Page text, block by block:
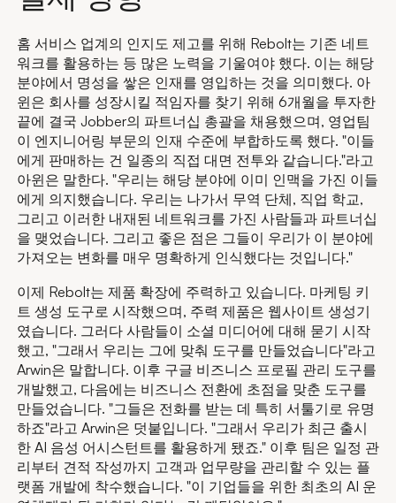
홈 서비스 업계의 인지도 제고를 위해 Rebolt는 기존 네트
워크를 활용하는 등 많은 노력을 기울여야 했다. 이는 해당
분야에서 명성을 쌓은 인재를 영입하는 것을 의미했다. 아
윈은 회사를 성장시킬 적임자를 찾기 위해 6개월을 투자한
끝에 결국 Jobber의 파트너십 총괄을 채용했으며, 영업팀
이 엔지니어링 부문의 인재 수준에 부합하도록 했다. "이들
에게 판매하는 건 일종의 직접 대면 전투와 같습니다."라고
아윈은 말한다. "우리는 해당 분야에 이미 인맥을 가진 이들
에게 의지했습니다. 우리는 나가서 무역 단체, 직업 학교,
그리고 이러한 내재된 네트워크를 가진 사람들과 파트너십
을 맺었습니다. 그리고 좋은 점은 그들이 우리가 이 분야에
가져오는 변화를 매우 명확하게 인식했다는 것입니다."
이제 Rebolt는 제품 확장에 주력하고 있습니다. 마케팅 키
트 생성 도구로 시작했으며, 주력 제품은 웹사이트 생성기
였습니다. 그러다 사람들이 소셜 미디어에 대해 묻기 시작
했고, "그래서 우리는 그에 맞춰 도구를 만들었습니다"라고
Arwin은 말합니다. 이후 구글 비즈니스 프로필 관리 도구를
개발했고, 다음에는 비즈니스 전환에 초점을 맞춘 도구를
만들었습니다. "그들은 전화를 받는 데 특히 서툴기로 유명
하죠"라고 Arwin은 덧붙입니다. "그래서 우리가 최근 출시
한 AI 음성 어시스턴트를 활용하게 됐죠." 이후 팀은 일정 관
리부터 견적 작성까지 고객과 업무량을 관리할 수 있는 플
랫폼 개발에 착수했습니다. "이 기업들을 위한 최초의 AI 운